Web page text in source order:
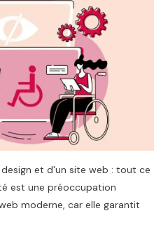
et d'un site web : tout ce
est une préoccupation
moderne, car elle garantit